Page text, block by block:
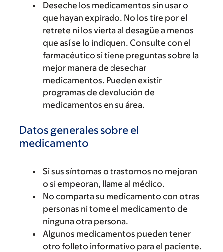
Deseche los medicamentos sin usar o
que hayan expirado. No los tire por el
retrete ni los vierta al desagüe a menos
que así se lo indiquen. Consulte con el
farmacéutico si tiene preguntas sobre la
mejor manera de desechar
medicamentos. Pueden existir
programas de devolución de
medicamentos en su área.
Datos generales sobre el
medicamento
Si sus síntomas o trastornos no mejoran
o si empeoran, llame al médico.
No comparta su medicamento con otras
personas ni tome el medicamento de
ninguna otra persona.
Algunos medicamentos pueden tener
otro folleto informativo para el paciente.